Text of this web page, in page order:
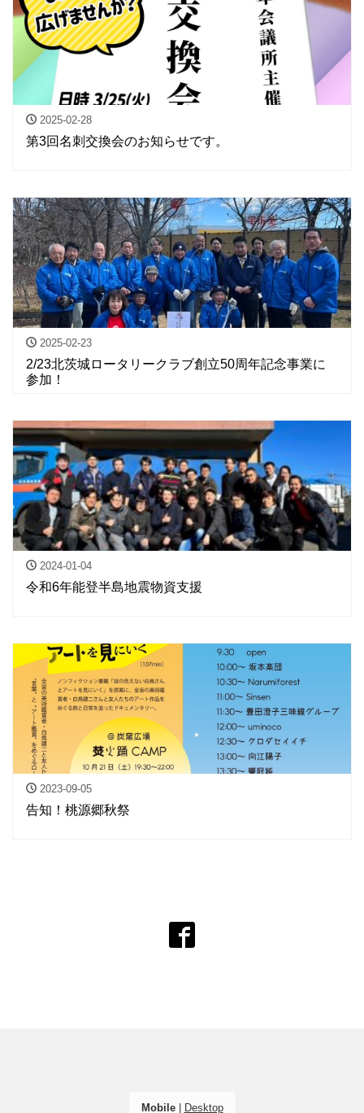
2025-02-28
第3回名刺交換会のお知らせです。
2025-02-23
2/23北茨城ロータリークラブ創立50周年記念事業に
参加！
2024-01-04
令和6年能登半島地震物資支援
2023-09-05
告知！桃源郷秋祭
Mobile| Desktop